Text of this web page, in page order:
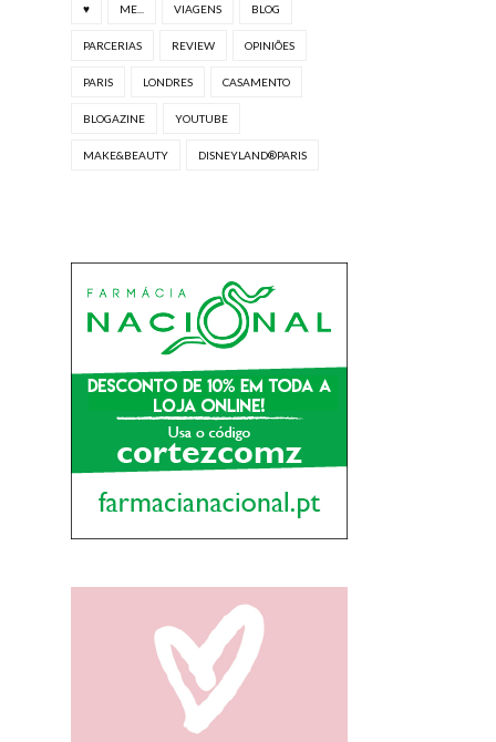
♥ ME... VIAGENS BLOG
PARCERIAS REVIEW OPINIÕES
PARIS LONDRES CASAMENTO
BLOGAZINE YOUTUBE
MAKE&BEAUTY DISNEYLAND®PARIS